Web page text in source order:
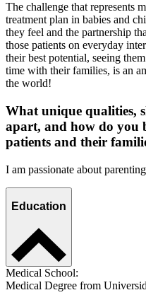
The challenge that represents
treatment plan in babies and
they feel and the partnership
those patients on everyday
their best potential, seeing
time with their families, is an
the world!
What unique qualities,
apart, and how do you
patients and their
I am passionate about
Education
Medical School:
Medical Degree from